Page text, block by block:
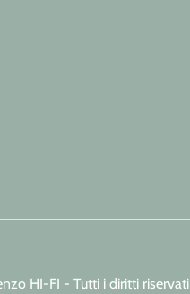
HI-FI - Tutti i diritti riservati